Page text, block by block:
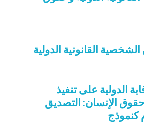
القانونية الدولية
الدولية على تنفيذ
حقوق الإنسان: التصديق
كنموذج